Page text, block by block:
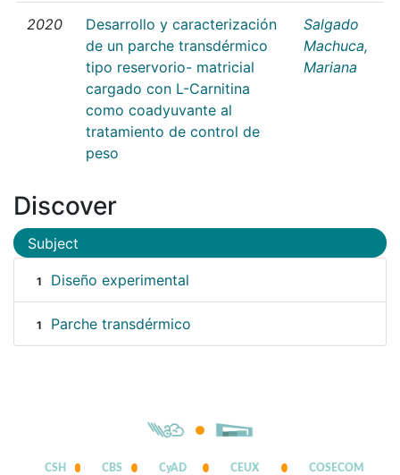
2020
Desarrollo y caracterización
de un parche transdérmico
tipo reservorio- matricial
cargado con L-Carnitina
como coadyuvante al
tratamiento de control de
peso
Salgado
Machuca,
Mariana
Discover
Subject
1 Diseño experimental
1 Parche transdérmico
CSH CBS CyAD CEUX COSECOM